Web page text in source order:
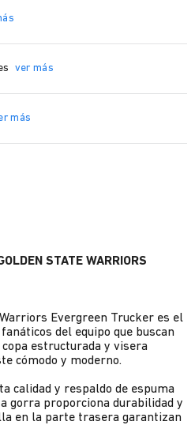
ver más
más
STATE WARRIORS
Evergreen Trucker es el
del equipo que buscan
estructurada y visera
cómodo y moderno.
calidad y respaldo de espuma
gorra proporciona durabilidad y
en la parte trasera garantizan